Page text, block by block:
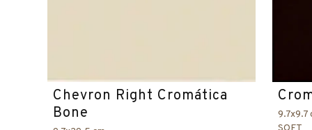
Chevron Right Cromática
Bone
9.7x9.7